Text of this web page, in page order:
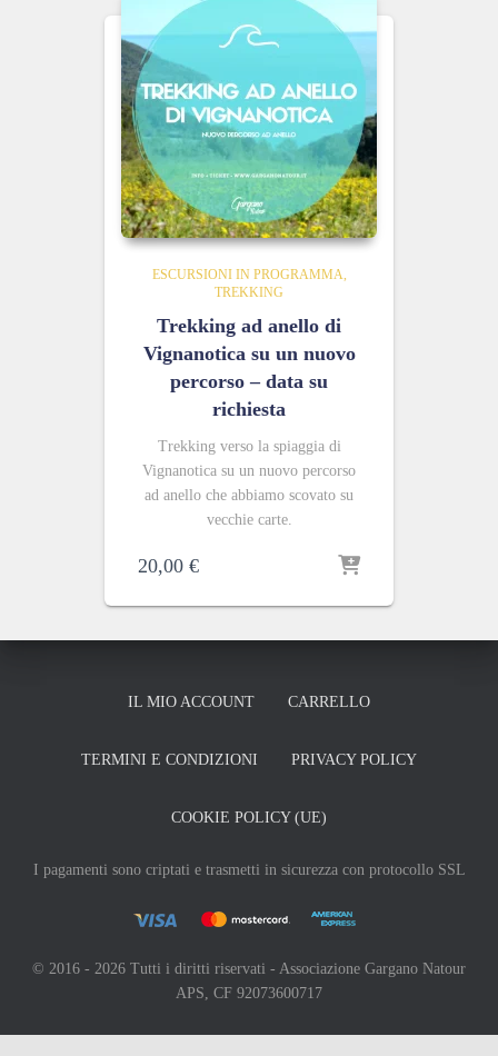
ESCURSIONI IN PROGRAMMA
TREKKING
Trekking ad anello di
Vignanotica su un nuovo
percorso – data su
richiesta
Trekking verso la spiaggia di
Vignanotica su un nuovo percorso
ad anello che abbiamo scovato su
vecchie carte.
20,00 €
IL MIO ACCOUNT CARRELLO
TERMINI E CONDIZIONI PRIVACY POLICY
COOKIE POLICY (UE)
I pagamenti sono criptati e trasmetti in sicurezza con protocollo SSL
© 2016 - 2026 Tutti i diritti riservati - Associazione Gargano Natour
APS, CF 92073600717